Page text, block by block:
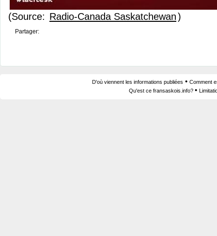
(Source: Radio-Canada Saskatchewan)
Partager:
D'où viennent les informations publiées • Comment
Qu'est ce fransaskois.info? •